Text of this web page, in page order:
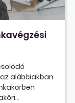
alábbiakban